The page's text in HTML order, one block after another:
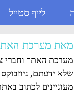
לייף סטייל
מאת מערכת
מערכת האתר וחברי
שלא ידעתם,
מעוניינים לכתוב